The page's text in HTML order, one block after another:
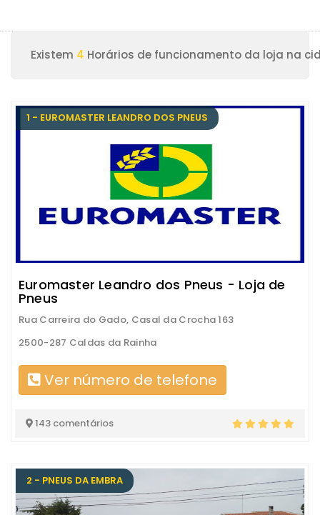
Existem 4 Horários de funcionamento da loja na
1 - EUROMASTER LEANDRO DOS PNEUS
Euromaster Leandro dos Pneus - Loja de
Pneus
Rua Carreira do Gado, Casal da Crocha 163
2500-287 Caldas da Rainha
Ver número de telefone
143 comentários
2 - PNEUS DA EMBRA